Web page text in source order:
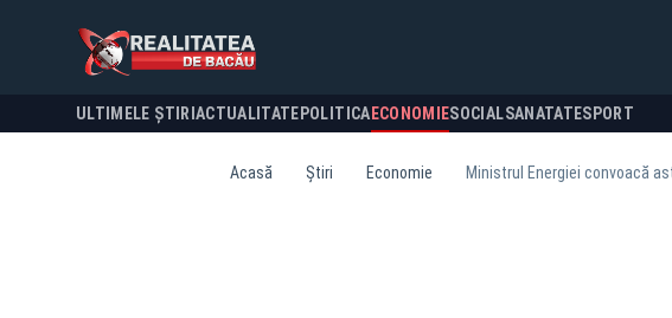
ULTIMELE ȘTIRI ACTUALITATE POLITICA ECONOMIESOCIALSANATATESPORT
Acasă Știri Economie Ministrul Energiei convoacă